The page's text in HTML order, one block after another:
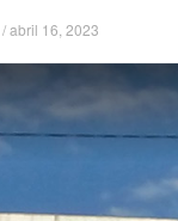
/abril 16, 2023